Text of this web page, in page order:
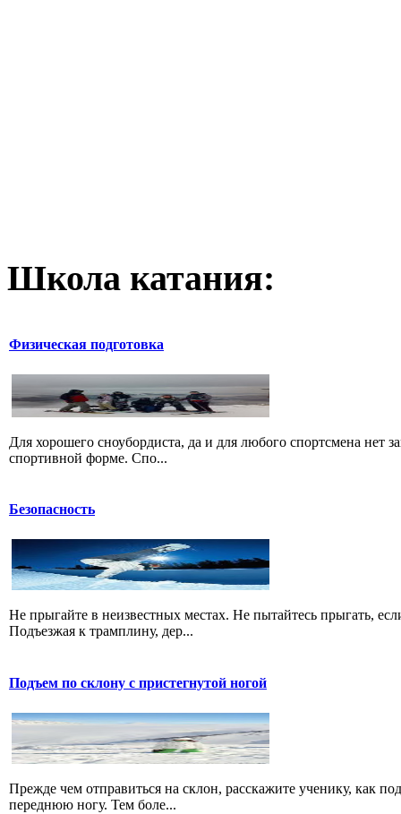
Школа катания:
Физическая подготовка
Для хорошего сноубордиста, да и для любого спортсмена нет
спортивной форме. Спо...
Безопасность
Не прыгайте в неизвестных местах. Не пытайтесь прыгать,
Подъезжая к трамплину, дер...
Подъем по склону с пристегнутой ногой
Прежде чем отправиться на склон, расскажите ученику, как
переднюю ногу. Тем боле...